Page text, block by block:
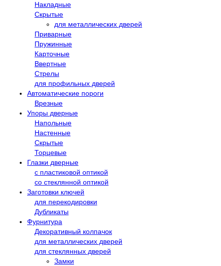
Накладные
Скрытые
для металлических дверей
Приварные
Пружинные
Карточные
Ввертные
Стрелы
для профильных дверей
Автоматические пороги
Врезные
Упоры дверные
Напольные
Настенные
Скрытые
Торцевые
Глазки дверные
с пластиковой оптикой
со стеклянной оптикой
Заготовки ключей
для перекодировки
Дубликаты
Фурнитура
Декоративный колпачок
для металлических дверей
для стеклянных дверей
Замки